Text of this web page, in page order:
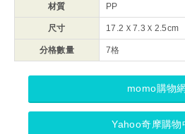
材質 PP
尺寸 17.2Ｘ7.3Ｘ2.5cm
分格數量 7格
momo購物網
Yahoo奇摩購物